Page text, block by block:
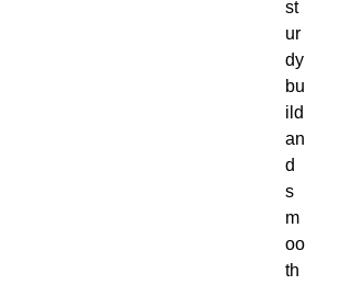
st
ur
dy
bu
ild
an
d
s
m
oo
th